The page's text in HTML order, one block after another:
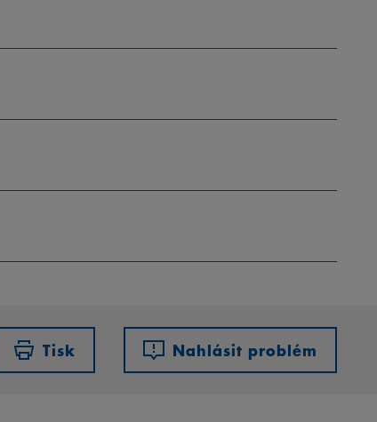
Tisk Nahlásit problém